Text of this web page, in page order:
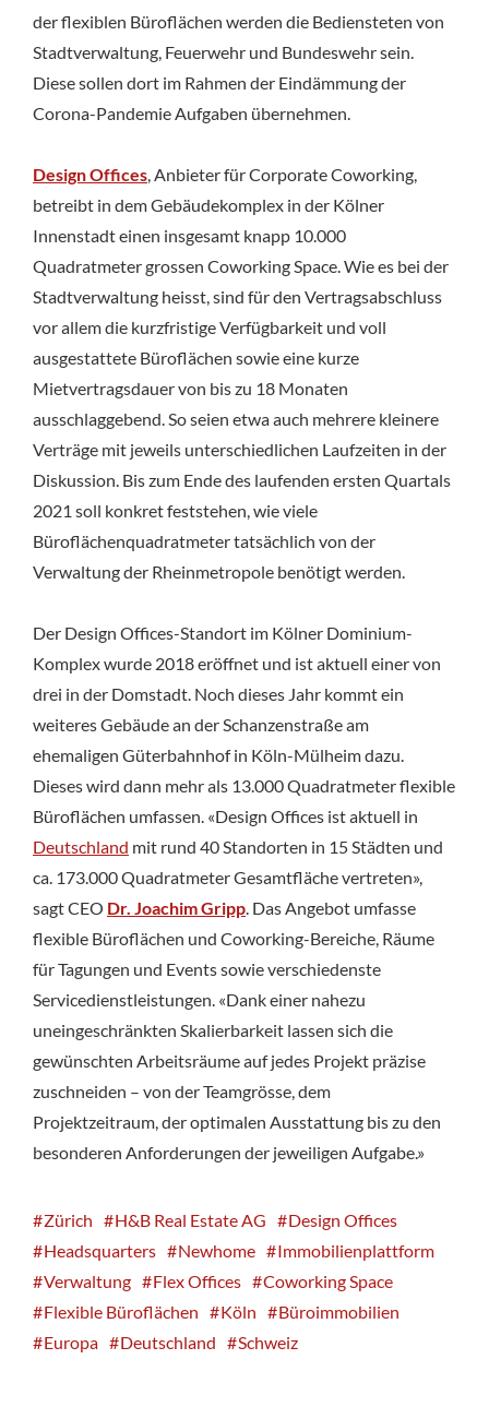
der flexiblen Büroflächen werden die Bediensteten von
Stadtverwaltung, Feuerwehr und Bundeswehr sein.
Diese sollen dort im Rahmen der Eindämmung der
Corona-Pandemie Aufgaben übernehmen.
Design Offices , Anbieter für Corporate Coworking,
betreibt in dem Gebäudekomplex in der Kölner
Innenstadt einen insgesamt knapp 10.000
Quadratmeter grossen Coworking Space. Wie es bei der
Stadtverwaltung heisst, sind für den Vertragsabschluss
vor allem die kurzfristige Verfügbarkeit und voll
ausgestattete Büroflächen sowie eine kurze
Mietvertragsdauer von bis zu 18 Monaten
ausschlaggebend. So seien etwa auch mehrere kleinere
Verträge mit jeweils unterschiedlichen Laufzeiten in der
Diskussion. Bis zum Ende des laufenden ersten Quartals
2021 soll konkret feststehen, wie viele
Büroflächenquadratmeter tatsächlich von der
Verwaltung der Rheinmetropole benötigt werden.
Der Design Offices-Standort im Kölner Dominium-
Komplex wurde 2018 eröffnet und ist aktuell einer von
drei in der Domstadt. Noch dieses Jahr kommt ein
weiteres Gebäude an der Schanzenstraße am
ehemaligen Güterbahnhof in Köln-Mülheim dazu.
Dieses wird dann mehr als 13.000 Quadratmeter flexible
Büroflächen umfassen. «Design Offices ist aktuell in
Deutschland mit rund 40 Standorten in 15 Städten und
ca. 173.000 Quadratmeter Gesamtfläche vertreten»,
sagt CEO Dr. Joachim Gripp . Das Angebot umfasse
flexible Büroflächen und Coworking-Bereiche, Räume
für Tagungen und Events sowie verschiedenste
Servicedienstleistungen. «Dank einer nahezu
uneingeschränkten Skalierbarkeit lassen sich die
gewünschten Arbeitsräume auf jedes Projekt präzise
zuschneiden – von der Teamgrösse, dem
Projektzeitraum, der optimalen Ausstattung bis zu den
besonderen Anforderungen der jeweiligen Aufgabe.»
Zürich H&B Real Estate AG
Design Offices
Headsquarters
Newhome
Immobilienplattform
Verwaltung
Flex Offices
Coworking Space
Flexible Büroflächen
Köln
Büroimmobilien
Europa
Deutschland Schweiz